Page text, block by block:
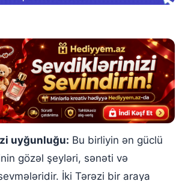
uyğunluğu: Bu birliyin ən güclü
gözəl şeyləri, sənəti və
İki Tərəzi bir araya